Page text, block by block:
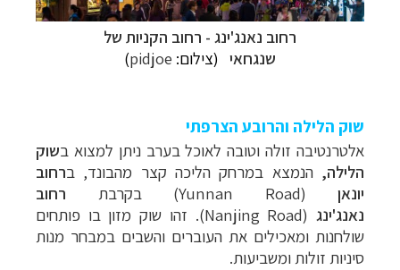
רחוב נאנג'ינג - רחוב הקניות של
שנגחאי (צילום: pidjoe
)
שוק הלילה והרובע הצרפתי
אלטרנטיבה זולה וטובה לאוכל בערב ניתן למצוא בשוק
הלילה, הנמצא במרחק הליכה קצר מהבונד, ברחוב
יונאן (Yunnan Road) בקרבת רחוב
נאנג'ינג
(Nanjing Road). זהו שוק מזון בו פותחים
שולחנות ומאכילים את העוברים והשבים במבחר מנות
סיניות זולות ומשביעות.